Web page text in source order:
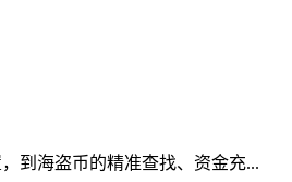
到海盗币的精准查找、资金充...